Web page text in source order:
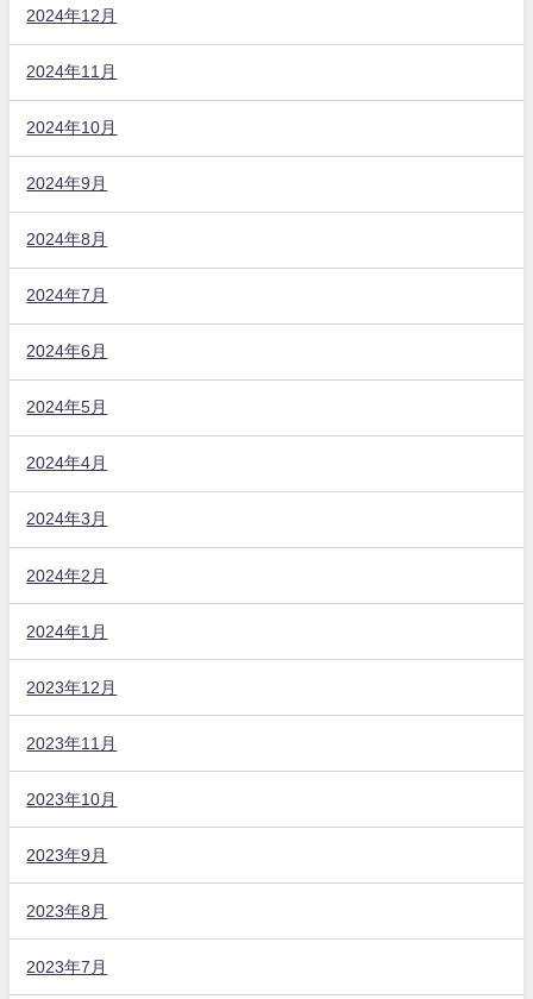
2024年12月
2024年11月
2024年10月
2024年9月
2024年8月
2024年7月
2024年6月
2024年5月
2024年4月
2024年3月
2024年2月
2024年1月
2023年12月
2023年11月
2023年10月
2023年9月
2023年8月
2023年7月